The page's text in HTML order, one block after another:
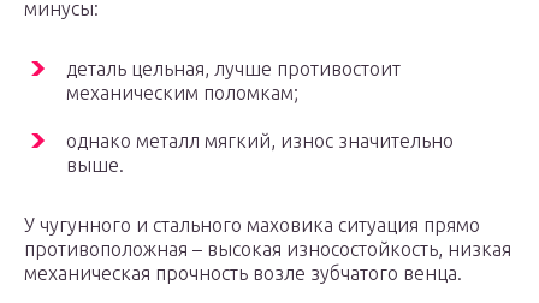
минусы:
деталь цельная, лучше противостоит
механическим поломкам;
однако металл мягкий, износ значительно
выше.
У чугунного и стального маховика ситуация прямо
противоположная – высокая износостойкость, низкая
механическая прочность возле зубчатого венца.